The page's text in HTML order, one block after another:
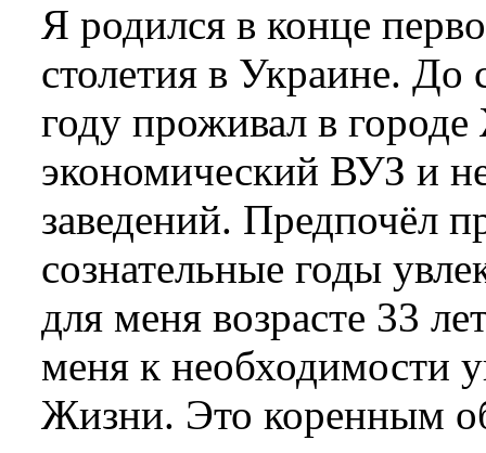
Я родился в конце
столетия в Украине. До
году проживал в
экономический ВУЗ и
заведений. Предпочёл
сознательные годы
для меня возрасте 33
меня к необходимости
Жизни. Это коренным